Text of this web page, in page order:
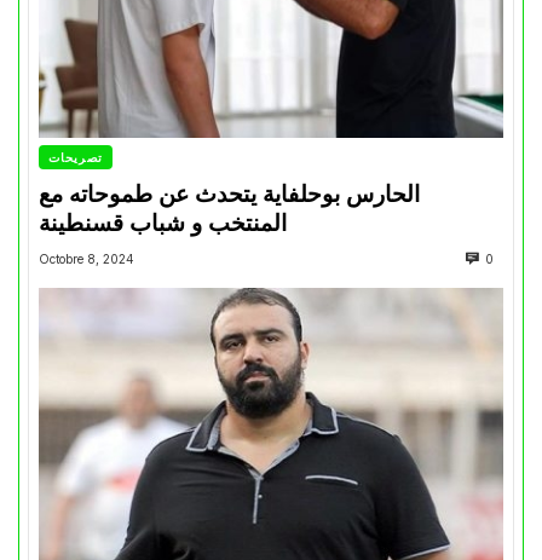
تصريحات
الحارس بوحلفاية يتحدث عن طموحاته مع
المنتخب و شباب قسنطينة
Octobre 8, 2024 0